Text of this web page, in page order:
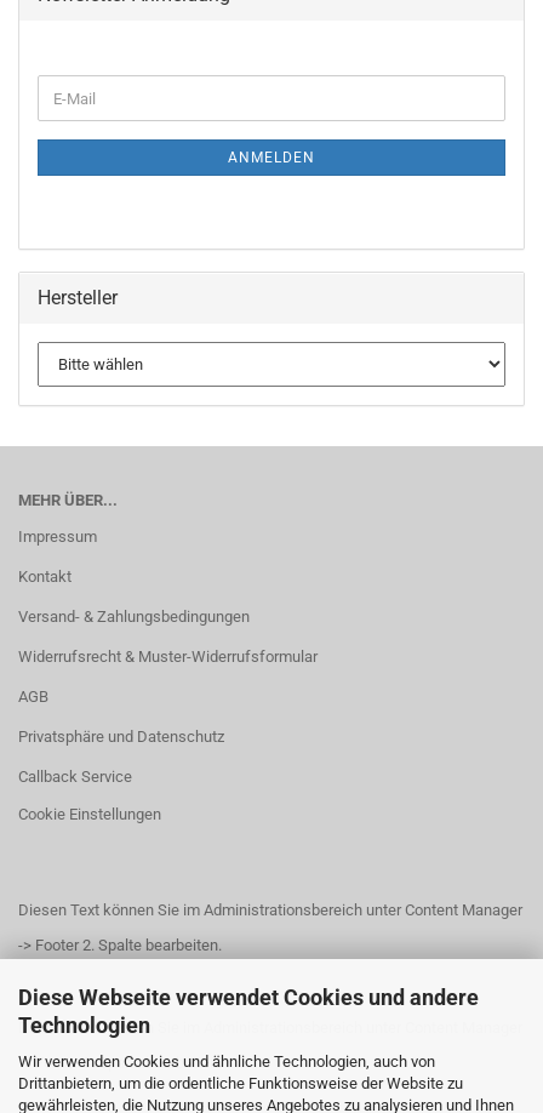
Diese Webseite verwendet Cookies und andere
Technologien
Wir verwenden Cookies und ähnliche Technologien, auch von
Drittanbietern, um die ordentliche Funktionsweise der Website zu
gewährleisten, die Nutzung unseres Angebotes zu analysieren und Ihnen
ZUR
E-
Mail
ANMELDEN
Hersteller
MEHR ÜBER...
Impressum
Kontakt
Versand- & Zahlungsbedingungen
Widerrufsrecht & Muster-Widerrufsformular
AGB
Privatsphäre und Datenschutz
Callback Service
Cookie Einstellungen
Diesen Text können Sie im Administrationsbereich unter Content Manager
-> Footer 2. Spalte bearbeiten.
Diesen Text können Sie im Administrationsbereich unter Content Manager
-> Footer 3. Spalte bearbeiten.